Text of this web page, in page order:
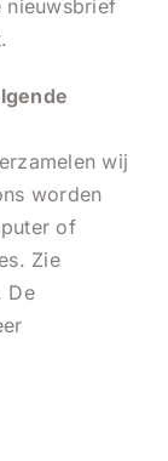
nieuwsbrief
wij
worden
of
Zie
De